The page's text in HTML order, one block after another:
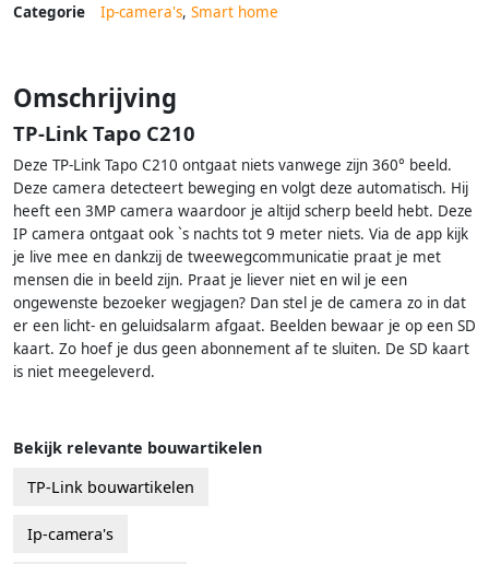
Categorie Ip-camera's, Smart home
Omschrijving
TP-Link Tapo C210
Deze TP-Link Tapo C210 ontgaat niets vanwege zijn 360° beeld.
Deze camera detecteert beweging en volgt deze automatisch. Hij
heeft een 3MP camera waardoor je altijd scherp beeld hebt. Deze
IP camera ontgaat ook `s nachts tot 9 meter niets. Via de app kijk
je live mee en dankzij de tweewegcommunicatie praat je met
mensen die in beeld zijn. Praat je liever niet en wil je een
ongewenste bezoeker wegjagen? Dan stel je de camera zo in dat
er een licht- en geluidsalarm afgaat. Beelden bewaar je op een SD
kaart. Zo hoef je dus geen abonnement af te sluiten. De SD kaart
is niet meegeleverd.
Bekijk relevante bouwartikelen
TP-Link bouwartikelen
Ip-camera's